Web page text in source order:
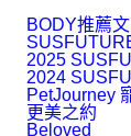
BODY推薦文
2025
2024
PetJourney
更美之約
Beloved